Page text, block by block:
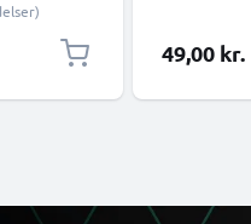
49,00 kr.